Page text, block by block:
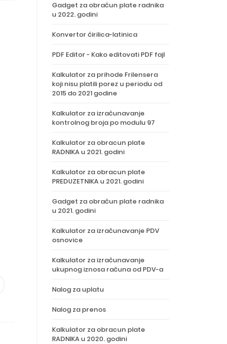
Gadget za obračun plate radnika
u 2022. godini
Konvertor ćirilica-latinica
PDF Editor - Kako editovati PDF fajl
Kalkulator za prihode Frilensera
koji nisu platili porez u periodu od
2015 do 2021 godine
Kalkulator za izračunavanje
kontrolnog broja po modulu 97
Kalkulator za obracun plate
RADNIKA u 2021. godini
Kalkulator za obracun plate
PREDUZETNIKA u 2021. godini
Gadget za obračun plate radnika
u 2021. godini
Kalkulator za izračunavanje PDV
osnovice
Kalkulator za izračunavanje
ukupnog iznosa računa od PDV-a
Nalog za uplatu
Nalog za prenos
Kalkulator za obracun plate
RADNIKA u 2020. godini